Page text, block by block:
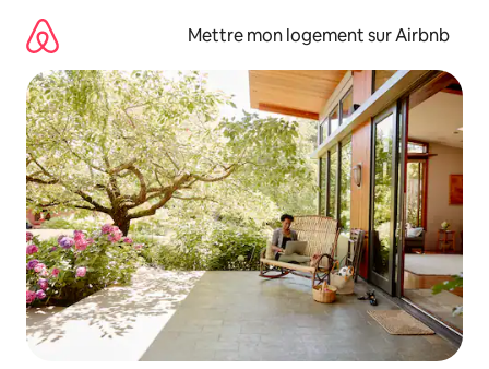
directement
contenu
Mettre mon logement sur Airbnb